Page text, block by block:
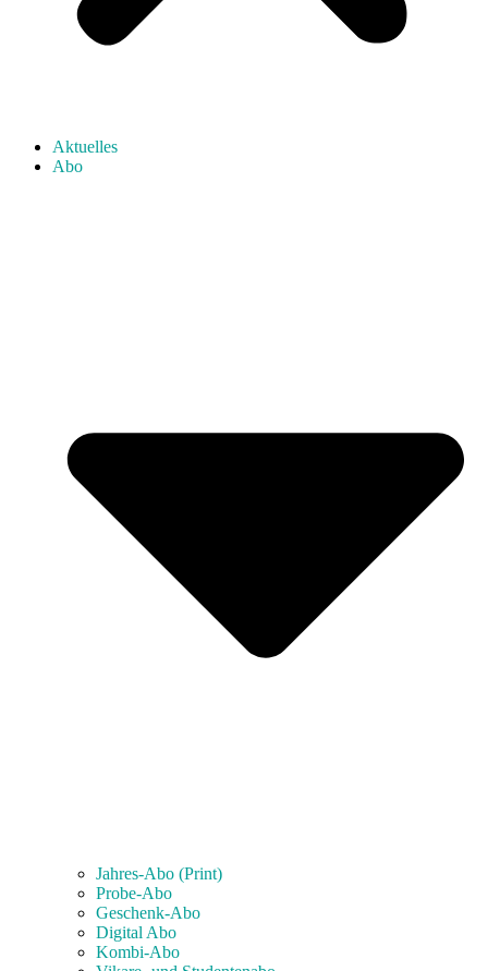
Aktuelles
Abo
Jahres-Abo (Print)
Probe-Abo
Geschenk-Abo
Digital Abo
Kombi-Abo